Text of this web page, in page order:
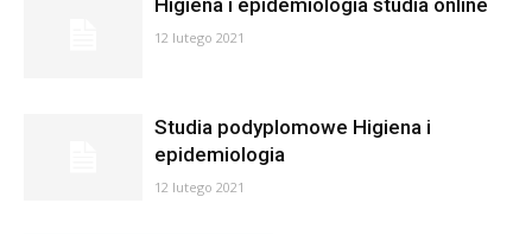
Higiena i epidemiologia studia online
12 lutego 2021
Studia podyplomowe Higiena i
epidemiologia
12 lutego 2021